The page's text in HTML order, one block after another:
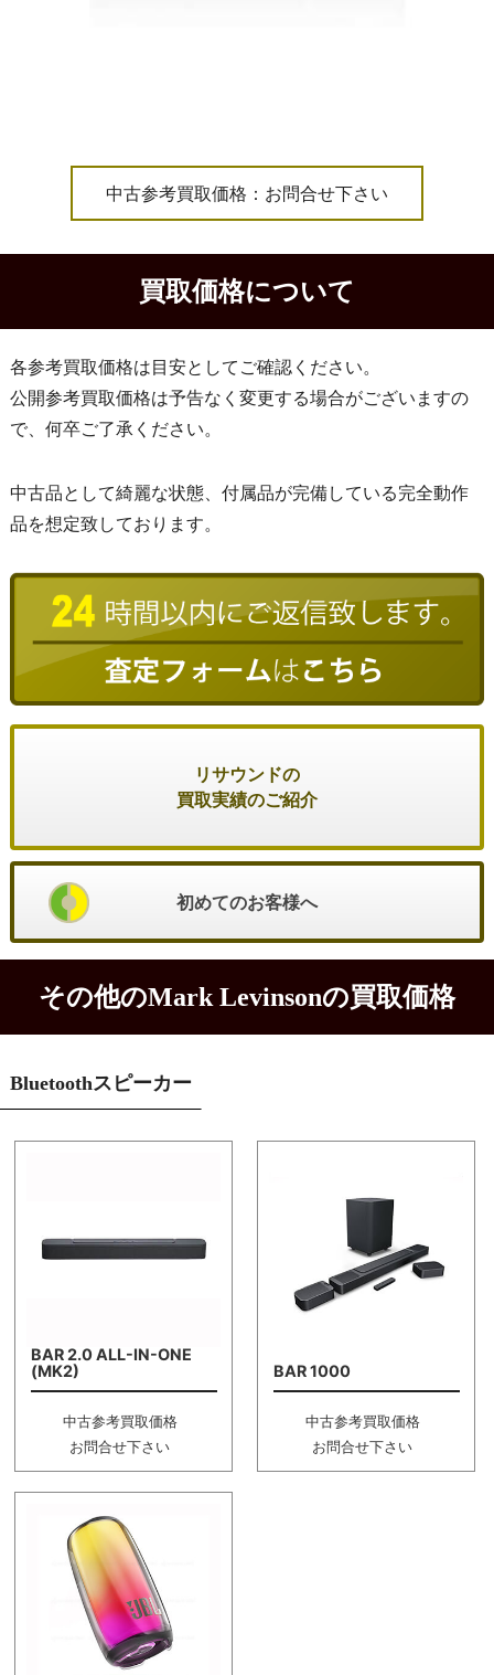
中古参考買取価格：お問合せ下さい
買取価格について
各参考買取価格は目安としてご確認ください。
公開参考買取価格は予告なく変更する場合がございますの
で、何卒ご了承ください。
中古品として綺麗な状態、付属品が完備している完全動作
品を想定致しております。
リサウンドの
買取実績のご紹介
初めてのお客様へ
その他のMark Levinsonの買取価格
Bluetoothスピーカー
BAR 2.0 ALL-IN-ONE
(MK2)
中古参考買取価格
お問合せ下さい
BAR 1000
中古参考買取価格
お問合せ下さい